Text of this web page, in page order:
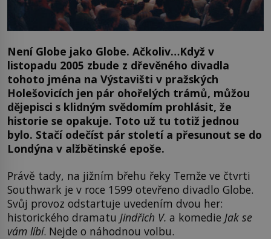
Není Globe jako Globe. Ačkoliv…Když v
listopadu 2005 zbude z dřevěného divadla
tohoto jména na Výstavišti v pražských
Holešovicích jen pár ohořelých trámů, můžou
dějepisci s klidným svědomím prohlásit, že
historie se opakuje. Toto už tu totiž jednou
bylo. Stačí odečíst pár století a přesunout se do
Londýna v alžbětinské epoše.
Právě tady, na jižním břehu řeky Temže ve čtvrti
Southwark je v roce 1599 otevřeno divadlo Globe.
Svůj provoz odstartuje uvedením dvou her:
historického dramatu Jindřich V. a komedie Jak se
vám líbí. Nejde o náhodnou volbu.